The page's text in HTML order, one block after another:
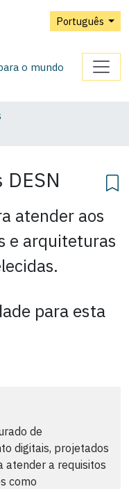
Português
o mundo
DESN
atender aos
e arquiteturas
para esta
de
digitais, projetados
atender a requisitos
como